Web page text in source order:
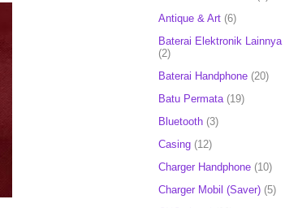
Antique & Art (6)
Baterai Elektronik Lainnya
(2)
Baterai Handphone (20)
Batu Permata (19)
Bluetooth (3)
Casing (12)
Charger Handphone (10)
Charger Mobil (Saver) (5)